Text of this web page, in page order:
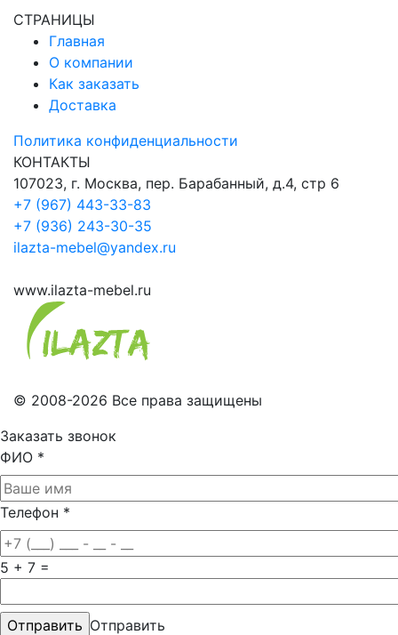
СТРАНИЦЫ
Главная
О компании
Как заказать
Доставка
Политика конфиденциальности
КОНТАКТЫ
107023, г. Москва, пер. Барабанный, д.4, стр 6
+7 (967) 443-33-83
+7 (936) 243-30-35
ilazta-mebel@yandex.ru
www.ilazta-mebel.ru
© 2008-2026 Все права защищены
Заказать звонок
ФИО *
Телефон *
5 + 7 =
Отправить